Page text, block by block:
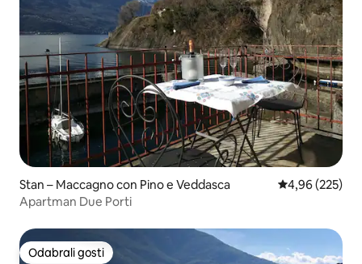
Stan – Maccagno con Pino e Veddasca Prosječna
4,96 (225)
Apartman Due Porti
Odabrali gosti
Odabrali gosti